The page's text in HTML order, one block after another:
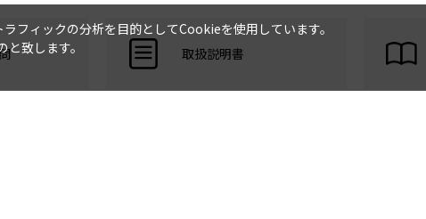
取扱説明書
フィックの分析を目的としてCookieを使用しています。
致します。